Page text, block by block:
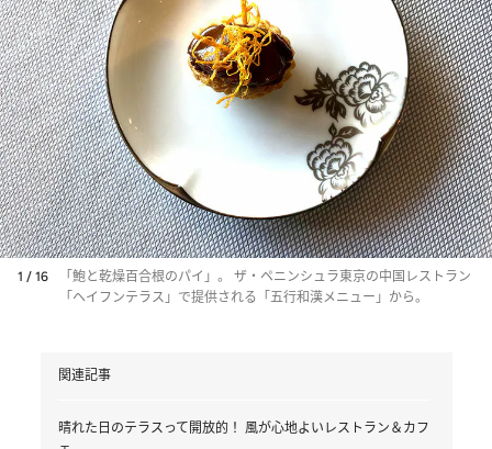
1 / 16
「鮑と乾燥百合根のパイ」。 ザ・ペニンシュラ東京の中国レストラン
「ヘイフンテラス」で提供される「五行和漢メニュー」から。
関連記事
晴れた日のテラスって開放的！ 風が心地よいレストラン＆カフ